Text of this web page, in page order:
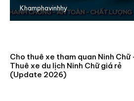
Khamphavinhhy
Cho thuê xe tham quan Ninh Chữ
Thuê xe du lịch Ninh Chữ giá rẻ
(Update 2026)